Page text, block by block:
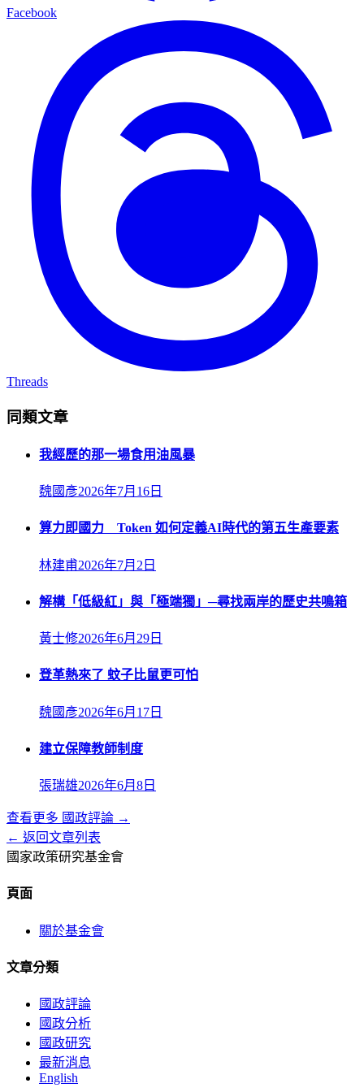
Facebook
Threads
同類文章
我經歷的那一場食用油風暴
魏國彥2026年7月16日
算力即國力 Token 如何定義AI時代的第五生產要素
林建甫2026年7月2日
解構「低級紅」與「極端獨」─尋找兩岸的歷史共鳴箱
黃士修2026年6月29日
登革熱來了 蚊子比鼠更可怕
魏國彥2026年6月17日
建立保障教師制度
張瑞雄2026年6月8日
查看更多 國政評論 →
← 返回文章列表
國家政策研究基金會
頁面
關於基金會
文章分類
國政評論
國政分析
國政研究
最新消息
English